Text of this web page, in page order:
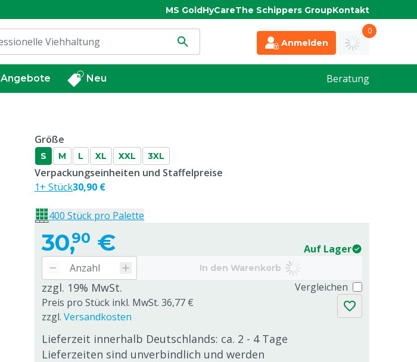
MS GoldHyCareThe Schippers GroupKontakt
Anmelden
0
Angebote Neu Beratung
Größe
S M L XL XXL 3XL
30,90 € Auf Lager
In den Warenkorb
zzgl. 19% MwSt.
Preis pro Stück inkl. MwSt. 36,77 €
zzgl. Versandkosten
Lieferzeit innerhalb Deutschlands: ca. 2 - 4 Tage
Lieferzeiten sind unverbindlich und werden
Vergleichen
Verpackungseinheiten und Staffelpreise
1+ Stück30,90 €
400 Stück pro Palette